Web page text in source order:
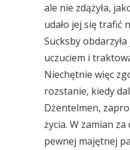
ale nie zdążyła,
udało jej się trafić
Sucksby
uczuciem i
Niechętnie więc
rozstanie, kiedy
Dżentelmen,
życia. W zamian
pewnej majętnej